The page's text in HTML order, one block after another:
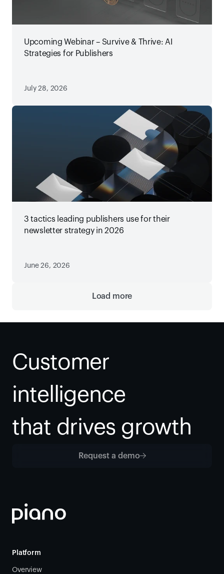
Upcoming Webinar – Survive & Thrive: AI
Strategies for Publishers
July 28, 2026
3 tactics leading publishers use for their
newsletter strategy in 2026
June 26, 2026
Load more
Customer
intelligence
that drives growth
Request a demo
Platform
Overview